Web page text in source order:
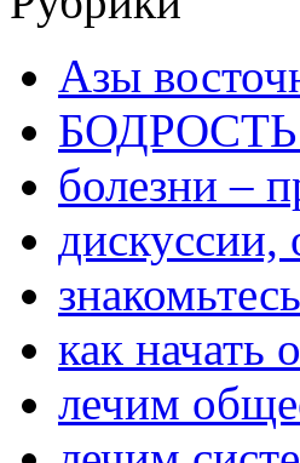
Азы
болезни –
дискуссии,
как начать
лечим